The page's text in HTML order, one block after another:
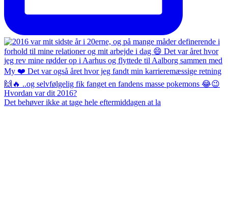
Det behøver ikke at tage hele eftermiddagen at la